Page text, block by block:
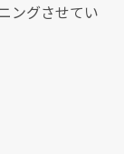
ングさせてい